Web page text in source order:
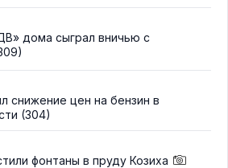
дома сыграл вничью с
снижение цен на бензин в
(304)
фонтаны в пруду Козиха